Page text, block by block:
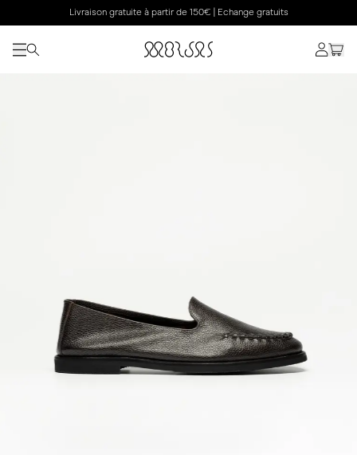
Livraison gratuite à partir de 150€ | Echange gratuits